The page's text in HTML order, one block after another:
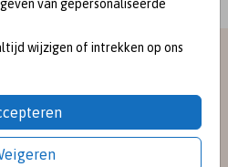
van gepersonaliseerde
wijzigen of intrekken op ons
me on
MEDIA
en